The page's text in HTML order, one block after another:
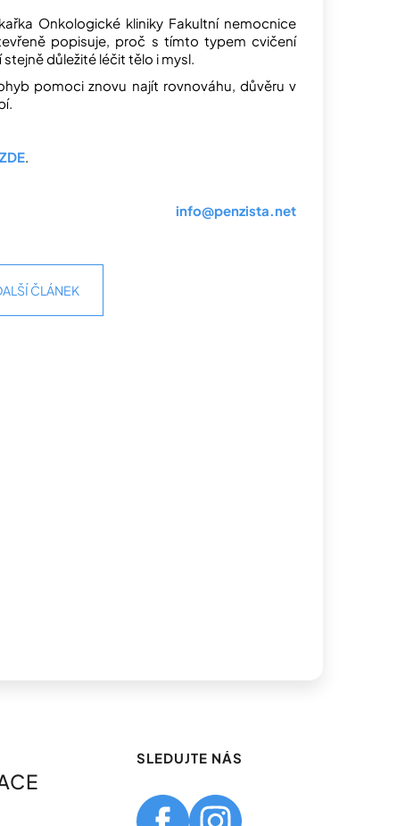
Onkologické kliniky Fakultní nemocnice
popisuje, proč s tímto typem cvičení
důležité léčit tělo i mysl.
pomoci znovu najít rovnováhu, důvěru v
ZDE.
info@penzista.net
ČLÁNEK
SLEDUJTE NÁS